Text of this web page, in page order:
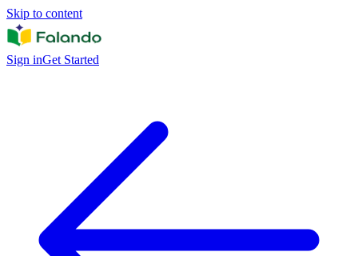
Skip to content
Sign inGet Started